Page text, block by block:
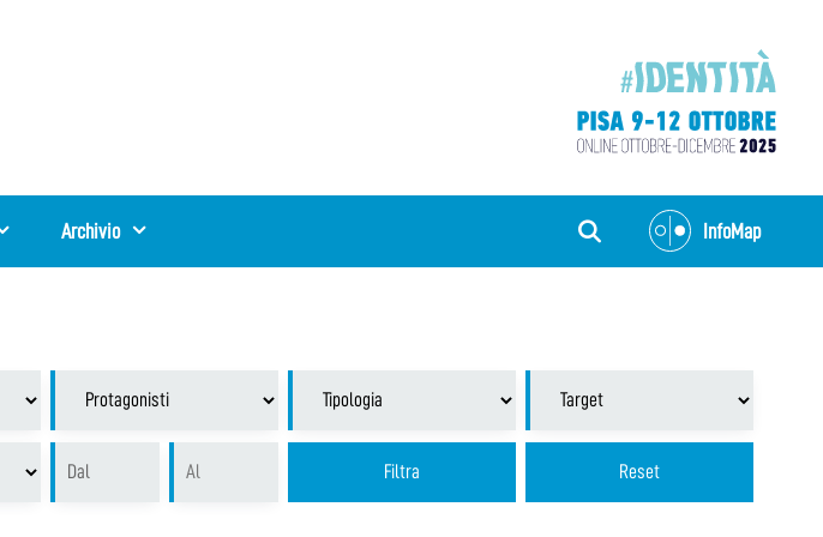
Archivio InfoMap